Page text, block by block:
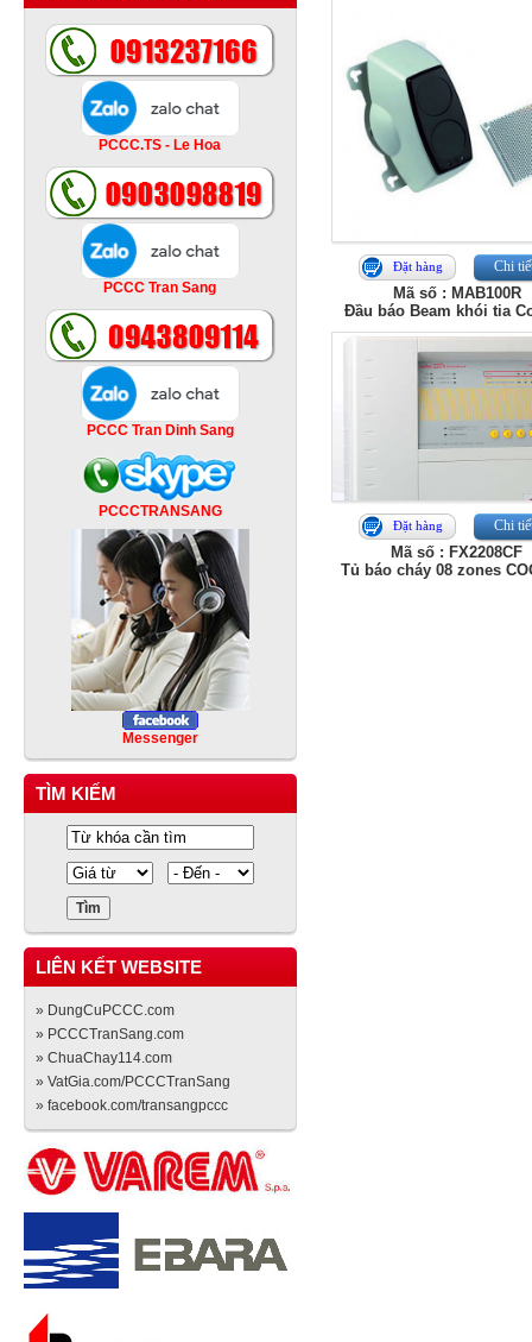
PCCC.TS - Le Hoa
PCCC Tran Sang
PCCC Tran Dinh Sang
PCCCTRANSANG
Messenger
TÌM KIẾM
LIÊN KẾT WEBSITE
» DungCuPCCC.com
» PCCCTranSang.com
» ChuaChay114.com
» VatGia.com/PCCCTranSang
» facebook.com/transangpccc
Đặt hàng Chi
Mã số : MAB100R
Đầu báo Beam khói tia
Đặt hàng Chi
Mã số : FX2208CF
Tủ báo cháy 08 zones